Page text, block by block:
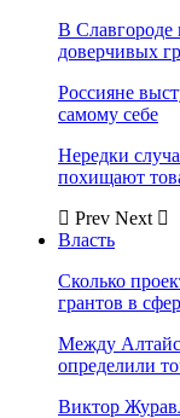
В
доверчивых
Россияне
самому себе
Нередки
похищают
Prev Next
Власть
Сколько
грантов в
Между
определили
Виктор